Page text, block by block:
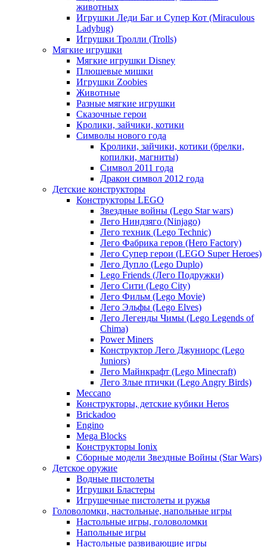
животных
Игрушки Леди Баг и Супер Кот (Miraculous
Ladybug)
Игрушки Тролли (Trolls)
Мягкие игрушки
Мягкие игрушки Disney
Плюшевые мишки
Игрушки Zoobies
Животные
Разные мягкие игрушки
Сказочные герои
Кролики, зайчики, котики
Символы нового года
Кролики, зайчики, котики (брелки,
копилки, магниты)
Cимвол 2011 года
Дракон символ 2012 года
Детские конструкторы
Конструкторы LEGO
Звездные войны (Lego Star wars)
Лего Ниндзяго (Ninjago)
Лего техник (Lego Technic)
Лего Фабрика геров (Hero Factory)
Лего Супер герои (LEGO Super Heroes)
Лего Дупло (Lego Duplo)
Lego Friends (Лего Подружки)
Лего Сити (Lego City)
Лего Фильм (Lego Movie)
Лего Эльфы (Lego Elves)
Лего Легенды Чимы (Lego Legends of
Chima)
Power Miners
Конструктор Лего Джуниорс (Lego
Juniors)
Лего Майнкрафт (Lego Minecraft)
Лего Злые птички (Lego Angry Birds)
Meccano
Конструкторы, детские кубики Heros
Brickadoo
Engino
Mega Blocks
Конструкторы Ionix
Сборные модели Звездные Войны (Star Wars)
Детское оружие
Водные пистолеты
Игрушки Бластеры
Игрушечные пистолеты и ружья
Головоломки, настольные, напольные игры
Настольные игры, головоломки
Напольные игры
Настольные развивающие игры